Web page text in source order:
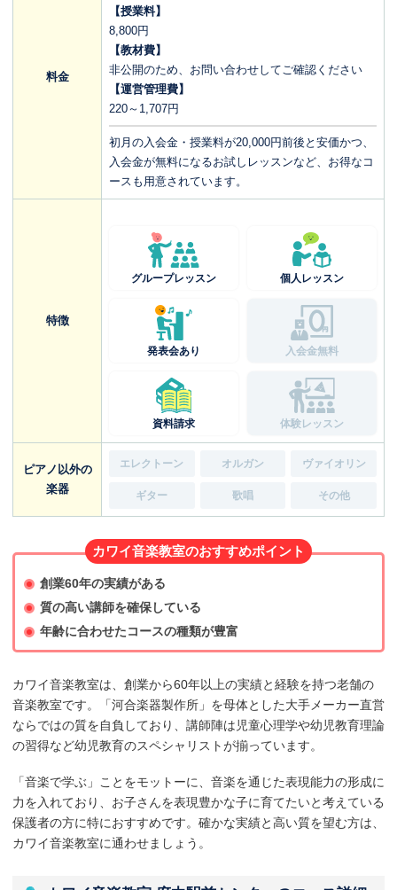
料金
【授業料】
8,800円
【教材費】
非公開のため、お問い合わせしてご確認ください
【運営管理費】
220～1,707円
初月の入会金・授業料が20,000円前後と安価かつ、
入会金が無料になるお試しレッスンなど、お得なコ
ースも用意されています。
特徴
グループレッスン 個人レッスン
発表会あり 入会金無料
資料請求 体験レッスン
ピアノ以外の
楽器
エレクトーン オルガン ヴァイオリン
ギター 歌唱 その他
カワイ音楽教室のおすすめポイント
創業60年の実績がある
質の高い講師を確保している
年齢に合わせたコースの種類が豊富
カワイ音楽教室は、創業から60年以上の実績と経験を持つ老舗の
音楽教室です。「河合楽器製作所」を母体とした大手メーカー直営
ならではの質を自負しており、講師陣は児童心理学や幼児教育理論
の習得など幼児教育のスペシャリストが揃っています。
「音楽で学ぶ」ことをモットーに、音楽を通じた表現能力の形成に
力を入れており、お子さんを表現豊かな子に育てたいと考えている
保護者の方に特におすすめです。確かな実績と高い質を望む方は、
カワイ音楽教室に通わせましょう。